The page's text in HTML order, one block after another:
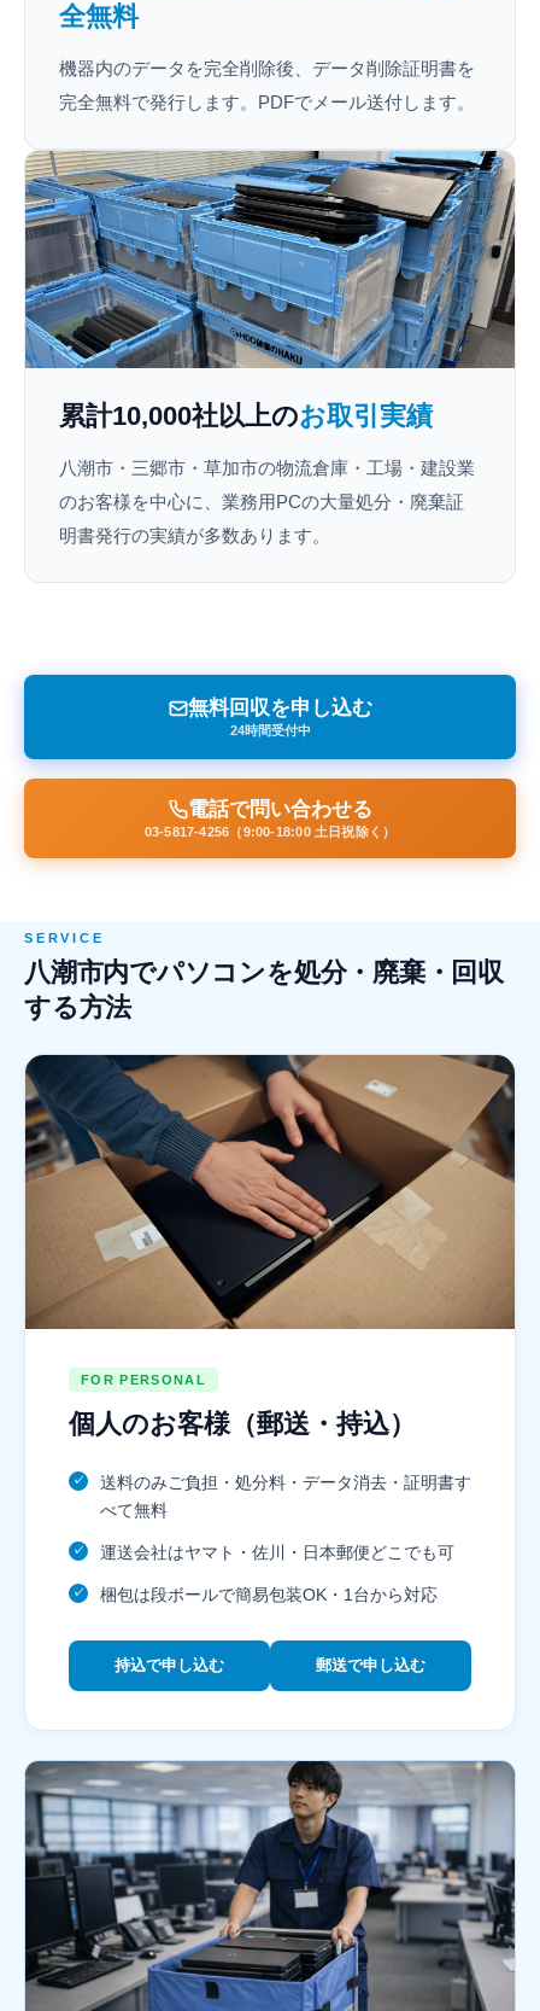
全無料
機器内のデータを完全削除後、データ削除証明書を
完全無料で発行します。PDFでメール送付します。
累計10,000社以上のお取引実績
八潮市・三郷市・草加市の物流倉庫・工場・建設業
のお客様を中心に、業務用PCの大量処分・廃棄証
明書発行の実績が多数あります。
無料回収を申し込む
24時間受付中
電話で問い合わせる
03-5817-4256（9:00-18:00 土日祝除く）
SERVICE
八潮市内でパソコンを処分・廃棄・回収
する方法
FOR PERSONAL
個人のお客様（郵送・持込）
✓
送料のみご負担・処分料・データ消去・証明書す
べて無料
✓ 運送会社はヤマト・佐川・日本郵便どこでも可
✓ 梱包は段ボールで簡易包装OK・1台から対応
持込で申し込む 郵送で申し込む